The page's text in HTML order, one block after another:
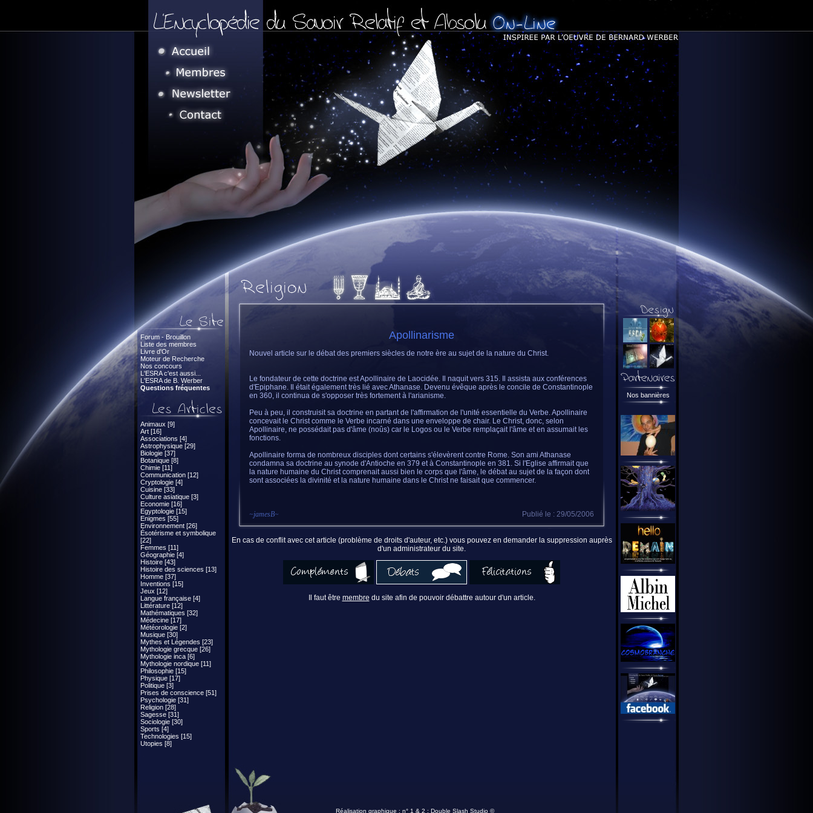
Forum - Brouillon
Liste des membres
Livre d'Or
Moteur de Recherche
Nos concours
L'ESRA c'est aussi...
L'ESRA de B. Werber
Questions fréquentes
Animaux [9]
Art [16]
Associations [4]
Astrophysique [29]
Biologie [37]
Botanique [8]
Chimie [11]
Communication [12]
Cryptologie [4]
Cuisine [33]
Culture asiatique [3]
Economie [16]
Egyptologie [15]
Enigmes [55]
Environnement [26]
Ésotérisme et symbolique
[22]
Femmes [11]
Géographie [4]
Histoire [43]
Histoire des sciences [13]
Homme [37]
Inventions [15]
Jeux [12]
Langue française [4]
Littérature [12]
Mathématiques [32]
Médecine [17]
Météorologie [2]
Musique [30]
Mythes et Légendes [23]
Mythologie grecque [26]
Mythologie inca [6]
Mythologie nordique [11]
Philosophie [15]
Physique [17]
Politique [3]
Prises de conscience [51]
Psychologie [31]
Religion [28]
Sagesse [31]
Sociologie [30]
Sports [4]
Technologies [15]
Utopies [8]
Apollinarisme
Nouvel article sur le débat des premiers siècles de notre ère au sujet de la nature du Christ.
Le fondateur de cette doctrine est Apollinaire de Laocidée. Il naquit vers 315. Il assista aux conférences
d'Epiphane. Il était également très lié avec Athanase. Devenu évêque après le concile de Constantinople
en 360, il continua de s'opposer très fortement à l'arianisme.
Peu à peu, il construisit sa doctrine en partant de l'affirmation de l'unité essentielle du Verbe. Apollinaire
concevait le Christ comme le Verbe incarné dans une enveloppe de chair. Le Christ, donc, selon
Apollinaire, ne possédait pas d'âme (noûs) car le Logos ou le Verbe remplaçait l'âme et en assumait les
fonctions.
Apollinaire forma de nombreux disciples dont certains s'élevèrent contre Rome. Son ami Athanase
condamna sa doctrine au synode d'Antioche en 379 et à Constantinople en 381. Si l'Eglise affirmait que
la nature humaine du Christ comprenait aussi bien le corps que l'âme, le débat au sujet de la façon dont
sont associées la divinité et la nature humaine dans le Christ ne faisait que commencer.
~jamesB~ Publié le : 29/05/2006
En cas de conflit avec cet article (problème de droits d'auteur, etc.) vous pouvez en demander la suppression auprès
d'un administrateur du site.
Il faut être membre du site afin de pouvoir débattre autour d'un article.
Nos bannières
Réalisation graphique : n° 1 & 2 : Double Slash Studio ©